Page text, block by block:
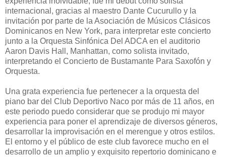
internacional, gracias al maestro Dante Cucurullo y la
invitación por parte de la Asociación de Músicos Clásicos
Dominicanos en New York, para interpretar este concierto
junto a la Orquesta Sinfónica Del ADCA en el auditorio
Aaron Davis Hall, Manhattan, como solista invitado,
interpretando el Concierto de Bustamante Para Saxofón y
Orquesta.
Una grata experiencia fue pertenecer a la orquesta del
piano bar del Club Deportivo Naco por más de 11 años, en
este periodo puedo considerar que se produjo mi mayor
experiencia para poner el aprendizaje de diversos géneros,
desarrollar la improvisación en el merengue y otros estilos.
El entorno y el público de este club favorece mucho en el
desarrollo de un amplio y exquisito repertorio dominicano e